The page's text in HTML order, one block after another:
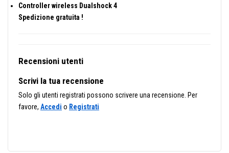
Controller wireless Dualshock 4
Spedizione gratuita !
Recensioni utenti
Scrivi la tua recensione
Solo gli utenti registrati possono scrivere una recensione. Per
favore, Accedi o Registrati